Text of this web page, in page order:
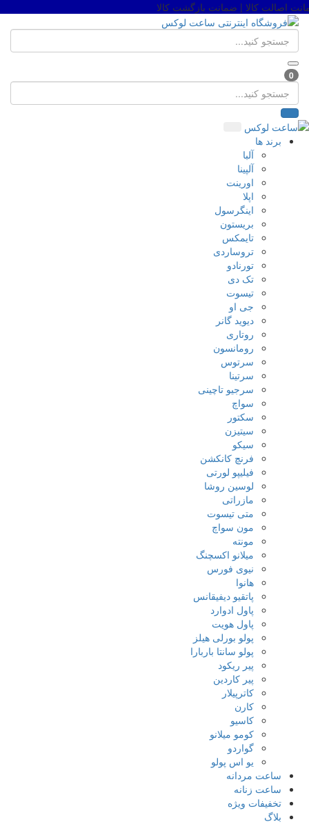
اصالت کالا | ضمانت بازگشت کالا
برند ها
آلبا
آلپینا
اورینت
اپلا
اینگرسول
بریستون
تایمکس
تروساردی
تورنادو
تک دی
تیسوت
جی او
دیوید گانر
روتاری
رومانسون
سرتوس
سرتینا
سرجیو تاچینی
سواچ
سکتور
سیتیزن
سیکو
فرنچ کانکشن
فیلیپو لورتی
لوسین روشا
مازراتی
متی تیسوت
مون سواچ
مونته
میلانو اکسچنگ
نیوی فورس
هانوا
پاتقیو دیفیقانس
پاول ادوارد
پاول هویت
پولو بورلی هیلز
پولو سانتا باربارا
پیر ریکود
پیر کاردین
کاترپیلار
کارن
کاسیو
کومو میلانو
گواردو
یو اس پولو
ساعت مردانه
ساعت زنانه
تخفیفات ویژه
بلاگ